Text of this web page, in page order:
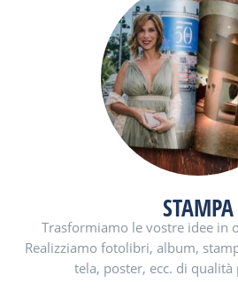
STAMPA
Trasformiamo le vostre idee in
Realizziamo fotolibri, album,
tela, poster, ecc. di qualità